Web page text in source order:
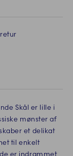
Skål er lille i
mønster af
et delikat
til enkelt